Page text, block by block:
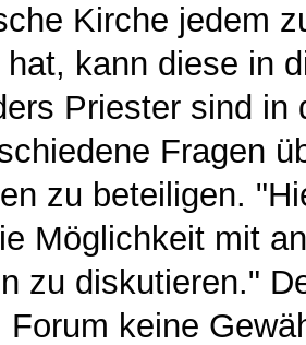
Kirche jedem
hat, kann diese in
Priester sind in
Fragen
zu beteiligen.
Möglichkeit mit
zu diskutieren."
Forum keine